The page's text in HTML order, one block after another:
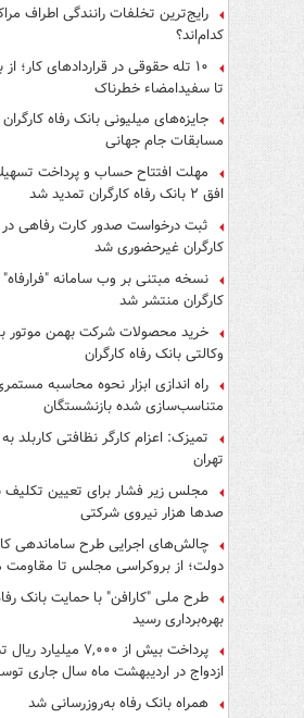
رایج‌ترین تخلفات رانندگی اطراف
کدام‌اند؟
۱۰ تله حقوقی در قراردادهای کار؛
تا سفیدامضاء خطرناک
جایزه‌های میلیونی بانک رفاه
مسابقات جام جهانی
مهلت افتتاح حساب و پرداخت
افق ۲ بانک رفاه کارگران تمدید شد
ثبت درخواست صدور کارت رفاهی در
کارگران غیرحضوری شد
نسخه مبتنی بر وب سامانه "فرارفاه"
کارگران منتشر شد
خرید محصولات شرکت بهمن موتور
وکالتی بانک رفاه کارگران
راه اندازی ابزار نحوه محاسبه
متناسب‌سازی شده بازنشستگان
تمیزک: اعزام کارگر نظافتی کاربلد
تهران
مجلس زیر فشار برای تعیین
صدها هزار نیروی شرکتی
چالش‌های اجرایی طرح ساماندهی
دولت؛ از بروکراسی مجلس تا مقاومت
واسطه‌گری
طرح ملی "کارافن" با حمایت بانک
بهره‌برداری رسید
پرداخت بیش از ۷,۰۰۰
ازدواج در اردیبهشت ماه سال جاری
کارگران
همراه بانک رفاه به‌روزرسانی شد